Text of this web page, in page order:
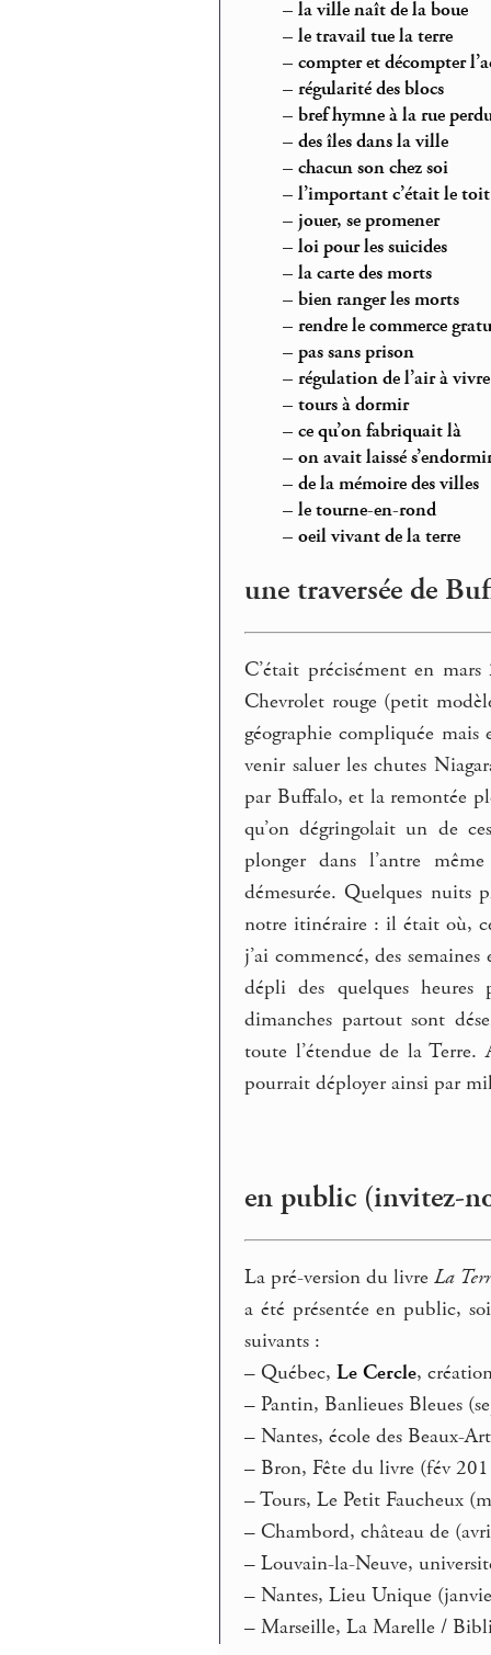
– la ville naît de la boue
– le travail tue la terre
– compter et décompter
– régularité des blocs
– bref hymne à la rue
– des îles dans la ville
– chacun son chez soi
– l’important c’était le
– jouer, se promener
– loi pour les suicides
– la carte des morts
– bien ranger les morts
– rendre le commerce
– pas sans prison
– régulation de l’air à vivre
– tours à dormir
– ce qu’on fabriquait là
– on avait laissé
– de la mémoire des villes
– le tourne-en-rond
– oeil vivant de la terre
une traversée de
C’était précisément en
Chevrolet rouge (petit
géographie compliquée
venir saluer les chutes
par Buffalo, et la remontée
qu’on dégringolait un de
plonger dans l’antre
démesurée. Quelques nuits
notre itinéraire : il était où,
j’ai commencé, des
dépli des quelques
dimanches partout sont
toute l’étendue de la Terre.
pourrait déployer ainsi par
en public (invitez-
La pré-version du livreLa
a été présentée en public,
suivants :
– Québec,Le Cercle,
– Pantin, Banlieues Bleues
– Nantes, école des Beaux-
– Bron, Fête du livre (fév
–Tours, Le Petit Faucheux
– Chambord, château de
– Louvain-la-Neuve,
– Nantes, Lieu Unique
– Marseille, La Marelle /